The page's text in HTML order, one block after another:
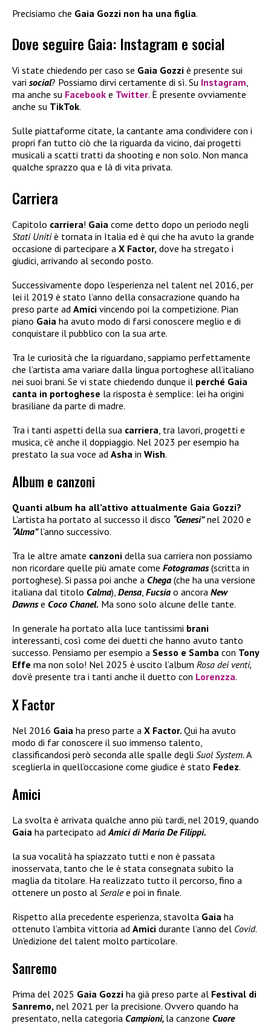
Precisiamo che Gaia Gozzi non ha una figlia.
Dove seguire Gaia: Instagram e social
Vi state chiedendo per caso se Gaia Gozzi è presente sui
vari social? Possiamo dirvi certamente di sì. Su Instagram,
ma anche su Facebook e Twitter. È presente ovviamente
anche su TikTok.
Sulle piattaforme citate, la cantante ama condividere con i
propri fan tutto ciò che la riguarda da vicino, dai progetti
musicali a scatti tratti da shooting e non solo. Non manca
qualche sprazzo qua e là di vita privata.
Carriera
Capitolo carriera! Gaia come detto dopo un periodo negli
Stati Unitiè tornata in Italia ed è qui che ha avuto la grande
occasione di partecipare a X Factor, dove ha stregato i
giudici, arrivando al secondo posto.
Successivamente dopo l’esperienza nel talent nel 2016, per
lei il 2019 è stato l’anno della consacrazione quando ha
preso parte ad Amici vincendo poi la competizione. Pian
piano Gaia ha avuto modo di farsi conoscere meglio e di
conquistare il pubblico con la sua arte.
Tra le curiosità che la riguardano, sappiamo perfettamente
che l’artista ama variare dalla lingua portoghese all’italiano
nei suoi brani. Se vi state chiedendo dunque il perché Gaia
canta in portoghese la risposta è semplice: lei ha origini
brasiliane da parte di madre.
Tra i tanti aspetti della sua carriera , tra lavori, progetti e
musica, c’è anche il doppiaggio. Nel 2023 per esempio ha
prestato la sua voce ad Asha in Wish.
Album e canzoni
Quanti album ha all’attivo attualmente Gaia Gozzi?
L’artista ha portato al successo il disco “Genesi”nel 2020 e
“Alma”l’anno successivo.
Tra le altre amate canzoni della sua carriera non possiamo
non ricordare quelle più amate come Fotogramas(scritta in
portoghese). Si passa poi anche a Chega (che ha una versione
italiana dal titolo Calma), Densa, Fucsia o ancora New
Dawns e Coco Chanel. Ma sono solo alcune delle tante.
In generale ha portato alla luce tantissimi brani
interessanti, così come dei duetti che hanno avuto tanto
successo. Pensiamo per esempio a Sesso e Samba con Tony
Effe ma non solo! Nel 2025 è uscito l’album Rosa dei venti,
dov’è presente tra i tanti anche il duetto con Lorenzza.
X Factor
Nel 2016 Gaia ha preso parte a X Factor. Qui ha avuto
modo di far conoscere il suo immenso talento,
classificandosi però seconda alle spalle degli Suol System.A
sceglierla in quell’occasione come giudice è stato Fedez.
Amici
La svolta è arrivata qualche anno più tardi, nel 2019, quando
Gaia ha partecipato adAmici di Maria De Filippi.
la sua vocalità ha spiazzato tutti e non è passata
inosservata, tanto che le è stata consegnata subito la
maglia da titolare. Ha realizzato tutto il percorso, fino a
ottenere un posto al Seralee poi in finale.
Rispetto alla precedente esperienza, stavolta Gaia ha
ottenuto l’ambita vittoria ad Amici durante l’anno del Covid.
Un’edizione del talent molto particolare.
Sanremo
Prima del 2025 Gaia Gozzi ha già preso parte al Festival di
Sanremo, nel 2021 per la precisione. Ovvero quando ha
presentato, nella categoria Campioni, la canzone Cuore